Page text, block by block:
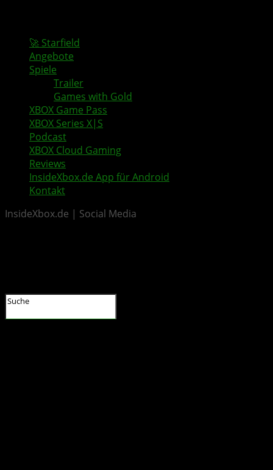
🚀 Starfield
Angebote
Spiele
Trailer
Games with Gold
XBOX Game Pass
XBOX Series X|S
Podcast
XBOX Cloud Gaming
Reviews
InsideXbox.de App für Android
Kontakt
InsideXbox.de | Social Media